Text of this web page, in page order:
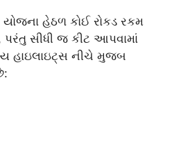
હેઠળ કોઈ રોકડ રકમ
સીધી જ કીટ આપવામાં
હાઇલાઇટ્સ નીચે મુજબ